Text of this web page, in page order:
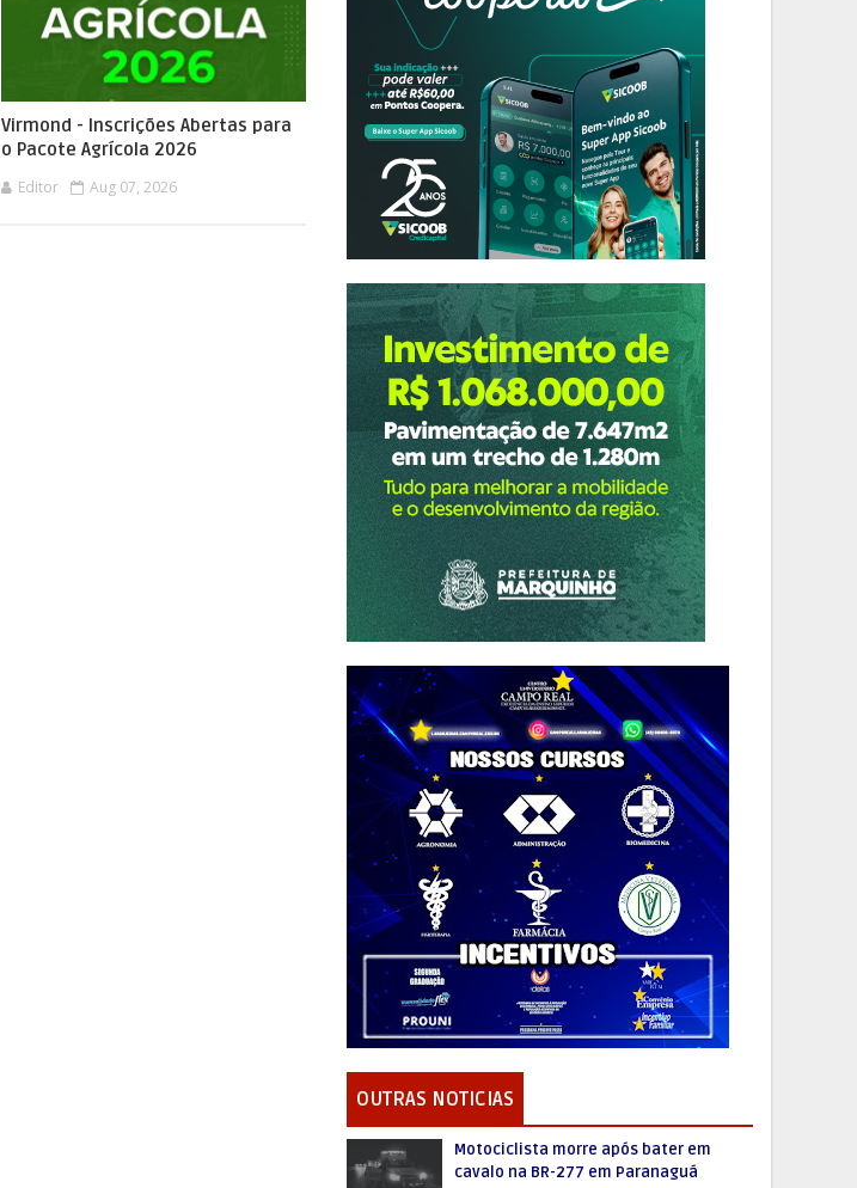
Virmond - Inscrições Abertas para
o Pacote Agrícola 2026
Editor Aug 07, 2026
OUTRAS NOTICIAS
Motociclista morre após bater em
cavalo na BR-277 em Paranaguá